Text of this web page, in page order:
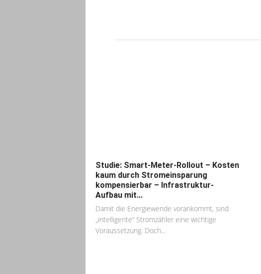
Studie: Smart-Meter-Rollout – Kosten
kaum durch Stromeinsparung
kompensierbar – Infrastruktur-
Aufbau mit...
Damit die Energiewende vorankommt, sind
„intelligente“ Stromzähler eine wichtige
Voraussetzung. Doch...